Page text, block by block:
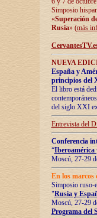
Simposio
«Superación
Rusia» (más
NUEVA
España y
principios del
El libro está
del siglo XXI
Entrevista del
Conferencia
“Iberoamérica
Moscú, 27-29
En los marcos
Simposio ruso-
"Rusia y
Moscú, 27-29
Programa del